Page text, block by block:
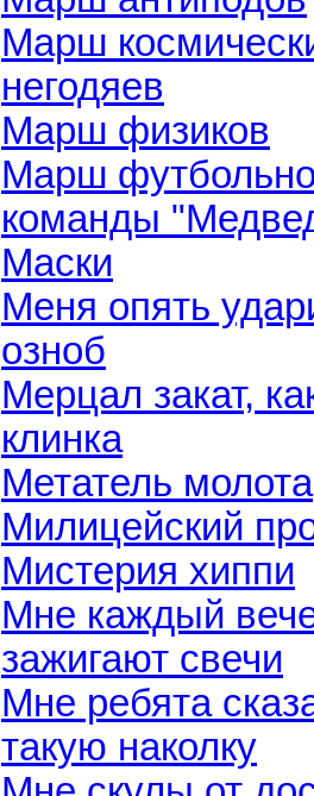
Марш
негодяев
Марш физиков
Марш
команды
Маски
Меня опять
озноб
Мерцал закат,
клинка
Метатель молота
Милицейский
Мистерия хиппи
Мне каждый
зажигают свечи
Мне ребята
такую наколку